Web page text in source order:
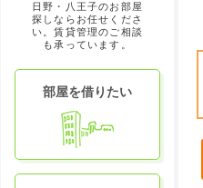
日野・八王子のお部屋
探しならお任せくださ
い。賃貸管理のご相談
も承っています。
部屋を借りたい